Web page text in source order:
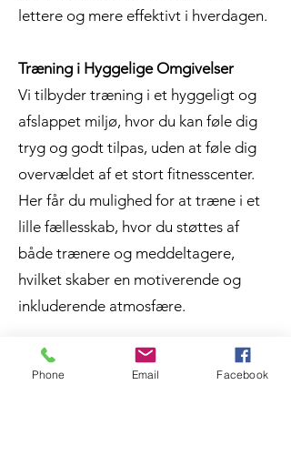
lettere og mere effektivt i hverdagen.
Træning i Hyggelige Omgivelser
Vi tilbyder træning i et hyggeligt og
afslappet miljø, hvor du kan føle dig
tryg og godt tilpas, uden at føle dig
overvældet af et stort fitnesscenter.
Her får du mulighed for at træne i et
lille fællesskab, hvor du støttes af
både trænere og meddeltagere,
hvilket skaber en motiverende og
inkluderende atmosfære.
Hvad Du Kan Forvente
Træning tilpasset dit niveau og mål
Phone Email Facebook